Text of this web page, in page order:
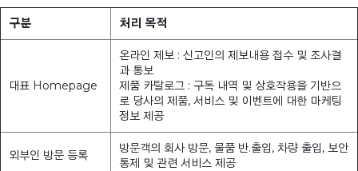
구분 처리 목적
대표 Homepage
온라인 제보 : 신고인의 제보내용 접수 및 조사결
과 통보
제품 카탈로그 : 구독 내역 및 상호작용을 기반으
로 당사의 제품, 서비스 및 이벤트에 대한 마케팅
정보 제공
외부인 방문 등록
방문객의 회사 방문, 물품 반.출입, 차량 출입, 보안
통제 및 관련 서비스 제공